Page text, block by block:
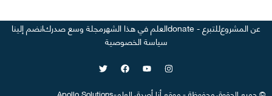
عن المشروعللتبرع - donate العلم في هذا الشهرمجلة وسع صدركانضم إلينا
سياسة الخصوصية